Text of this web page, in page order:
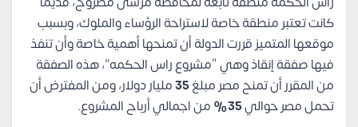
كانت تعتبر منطقة خاصة لاستراحة الرؤساء والملوك، وبسبب
موقعها المتميز قررت الدولة أن تمنحها أهمية خاصة وأن تنفذ
فيها صفقة إنقاذ وهي “مشروع راس الحكمه”، هذه الصفقة
من المقرر أن تمنح مصر مبلغ
مليار دولار، ومن المفترض أن
تحمل مصر حوالي
من اجمالي أرباح المشروع.